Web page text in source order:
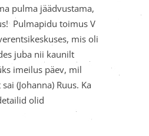
pulma jäädvustama,
Pulmapidu toimus V
mis oli
juba nii kaunilt
imeilus päev, mil
(Johanna) Ruus. Ka
olid